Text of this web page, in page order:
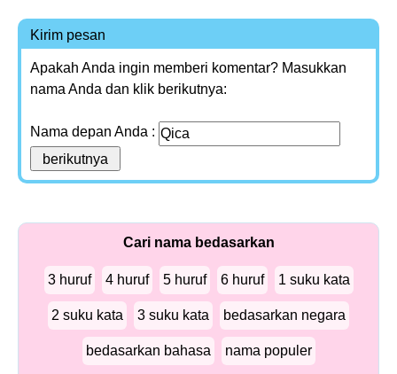
Kirim pesan
Apakah Anda ingin memberi komentar? Masukkan
nama Anda dan klik berikutnya:
Nama depan Anda :
Cari nama bedasarkan
3 huruf 4 huruf 5 huruf 6 huruf 1 suku kata
2 suku kata 3 suku kata bedasarkan negara
bedasarkan bahasa nama populer